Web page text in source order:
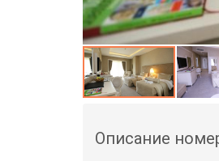
Описание